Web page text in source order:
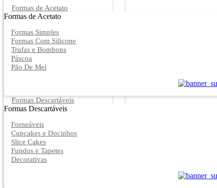
Formas de Acetato
Formas de Acetato
Formas Simples
Formas Com Silicone
Trufas e Bombons
Páscoa
Pão De Mel
Formas Descartáveis
Formas Descartáveis
Forneáveis
Cupcakes e Docinhos
Slice Cakes
Fundos e Tapetes
Decorativas